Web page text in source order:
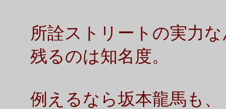
所詮ストリートの実力
残るのは知名度。
例えるなら坂本龍馬も、